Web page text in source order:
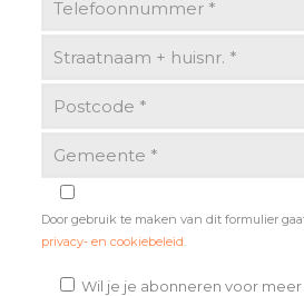
Door gebruik te maken van dit formulier
privacy- en cookiebeleid
Wil je je abonneren voor